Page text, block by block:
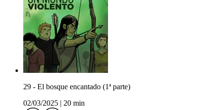
29 - El bosque encantado (1ª parte)
02/03/2025
20 min